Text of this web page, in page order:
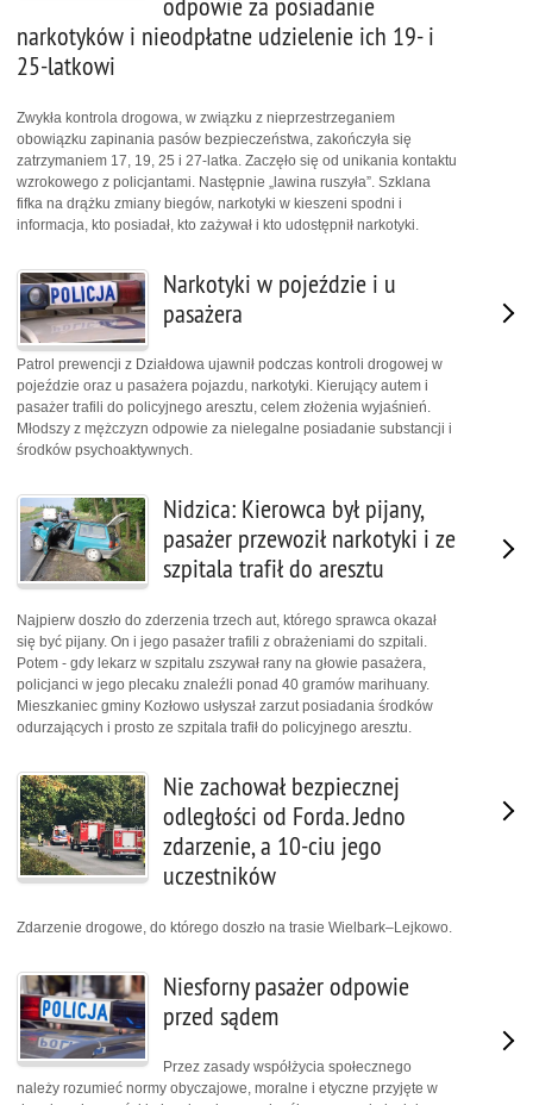
odpowie za posiadanie
narkotyków i nieodpłatne udzielenie ich 19- i
25-latkowi
Zwykła kontrola drogowa, w związku z nieprzestrzeganiem
obowiązku zapinania pasów bezpieczeństwa, zakończyła się
zatrzymaniem 17, 19, 25 i 27-latka. Zaczęło się od unikania kontaktu
wzrokowego z policjantami. Następnie „lawina ruszyła”. Szklana
fifka na drążku zmiany biegów, narkotyki w kieszeni spodni i
informacja, kto posiadał, kto zażywał i kto udostępnił narkotyki.
Narkotyki w pojeździe i u
pasażera
Patrol prewencji z Działdowa ujawnił podczas kontroli drogowej w
pojeździe oraz u pasażera pojazdu, narkotyki. Kierujący autem i
pasażer trafili do policyjnego aresztu, celem złożenia wyjaśnień.
Młodszy z mężczyzn odpowie za nielegalne posiadanie substancji i
środków psychoaktywnych.
Nidzica: Kierowca był pijany,
pasażer przewoził narkotyki i ze
szpitala trafił do aresztu
Najpierw doszło do zderzenia trzech aut, którego sprawca okazał
się być pijany. On i jego pasażer trafili z obrażeniami do szpitali.
Potem - gdy lekarz w szpitalu zszywał rany na głowie pasażera,
policjanci w jego plecaku znaleźli ponad 40 gramów marihuany.
Mieszkaniec gminy Kozłowo usłyszał zarzut posiadania środków
odurzających i prosto ze szpitala trafił do policyjnego aresztu.
Nie zachował bezpiecznej
odległości od Forda. Jedno
zdarzenie, a 10-ciu jego
uczestników
Zdarzenie drogowe, do którego doszło na trasie Wielbark–Lejkowo.
Niesforny pasażer odpowie
przed sądem
Przez zasady współżycia społecznego
należy rozumieć normy obyczajowe, moralne i etyczne przyjęte w